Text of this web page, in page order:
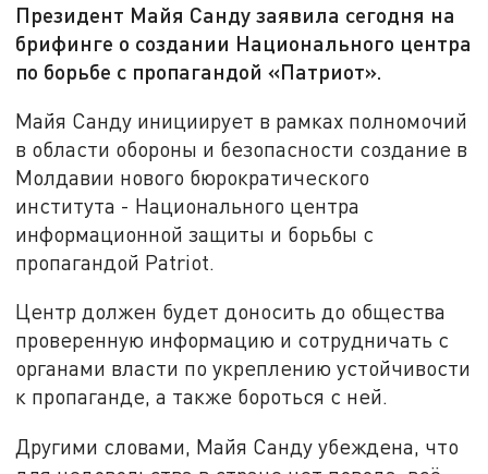
Президент Майя Санду заявила сегодня на
брифинге о создании Национального центра
по борьбе с пропагандой «Патриот».
Майя Санду инициирует в рамках полномочий
в области обороны и безопасности создание в
Молдавии нового бюрократического
института - Национального центра
информационной защиты и борьбы с
пропагандой Patriot.
Центр должен будет доносить до общества
проверенную информацию и сотрудничать с
органами власти по укреплению устойчивости
к пропаганде, а также бороться с ней.
Другими словами, Майя Санду убеждена, что